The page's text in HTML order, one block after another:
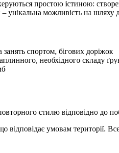
простою істиною:
унікальна можливість на шляху
занять спортом, бігових доріжок
необхідного складу
стилю відповідно до
умовам території.